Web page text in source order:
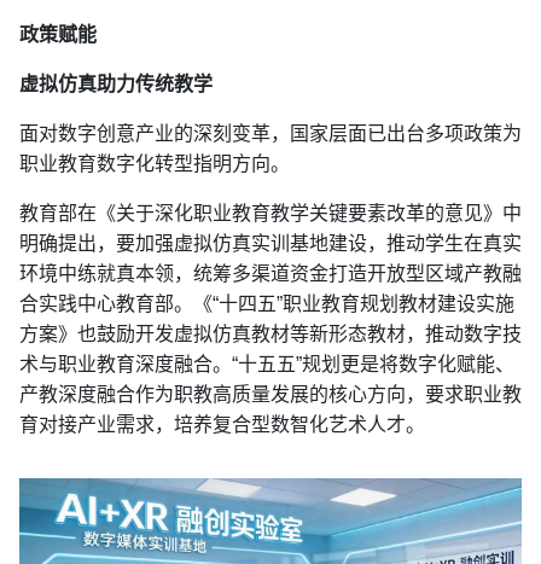
政策赋能
虚拟仿真助力传统教学
面对数字创意产业的深刻变革，国家层面已出台多项政策为
职业教育数字化转型指明方向。
教育部在《关于深化职业教育教学关键要素改革的意见》中
明确提出，要加强虚拟仿真实训基地建设，推动学生在真实
环境中练就真本领，统筹多渠道资金打造开放型区域产教融
合实践中心教育部。《“十四五”职业教育规划教材建设实施
方案》也鼓励开发虚拟仿真教材等新形态教材，推动数字技
术与职业教育深度融合。“十五五”规划更是将数字化赋能、
产教深度融合作为职教高质量发展的核心方向，要求职业教
育对接产业需求，培养复合型数智化艺术人才。